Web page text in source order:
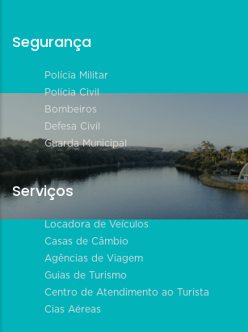
Segurança
Polícia Militar
Polícia Civil
Bombeiros
Defesa Civil
Guarda Municipal
Serviços
Locadora de Veículos
Casas de Câmbio
Agências de Viagem
Guias de Turismo
Centro de Atendimento ao Turista
Cias Aéreas